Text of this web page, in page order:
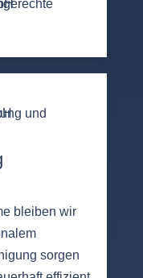
bleiben wir
sorgen